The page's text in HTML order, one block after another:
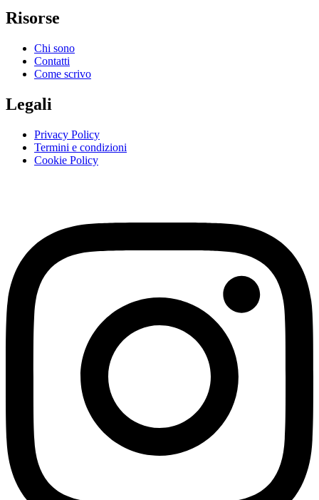
Risorse
Chi sono
Contatti
Come scrivo
Legali
Privacy Policy
Termini e condizioni
Cookie Policy